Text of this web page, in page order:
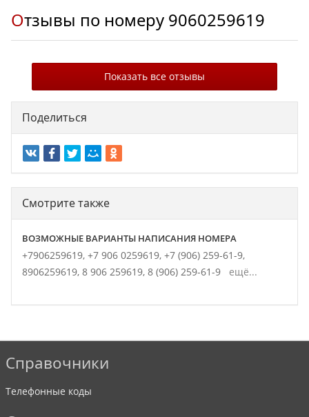
Отзывы по номеру 9060259619
Показать все отзывы
Поделиться
Смотрите также
ВОЗМОЖНЫЕ ВАРИАНТЫ НАПИСАНИЯ НОМЕРА
+7906259619, +7 906 0259619, +7 (906) 259-61-9,
8906259619, 8 906 259619, 8 (906) 259-61-9 ещё...
Справочники
Телефонные коды